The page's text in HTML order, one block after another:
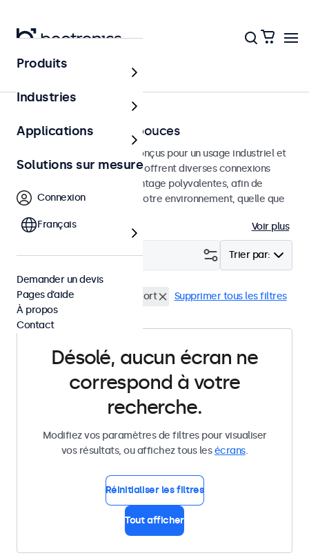
Accueil
Moniteurs de 7 à 32 pouces
Moniteurs professionnels conçus pour un usage industriel et
commercial. Ces moniteurs offrent diverses connexions
vidéo et des options de montage polyvalentes, afin de
s'intégrer facilement dans votre environnement, quelle que
Voir plus
Trier par:
Filtrer (0)
Haute luminosité DisplayPort Supprimer tous les filtres
Désolé, aucun écran ne
correspond à votre
recherche.
Modifiez vos paramètres de filtres pour visualiser
vos résultats, ou affichez tous lesécrans.
Réinitialiser les filtres
Tout afficher
Produits
Industries
Applications
Solutions sur mesure
Connexion
Français
Demander un devis
Pages d’aide
À propos
Contact